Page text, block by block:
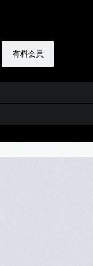
有料会員